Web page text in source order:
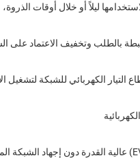
ليلاً أو خلال أوقات
بالطلب وتخفيف الاعتماد على
التيار الكهربائي للشبكة لتشغيل